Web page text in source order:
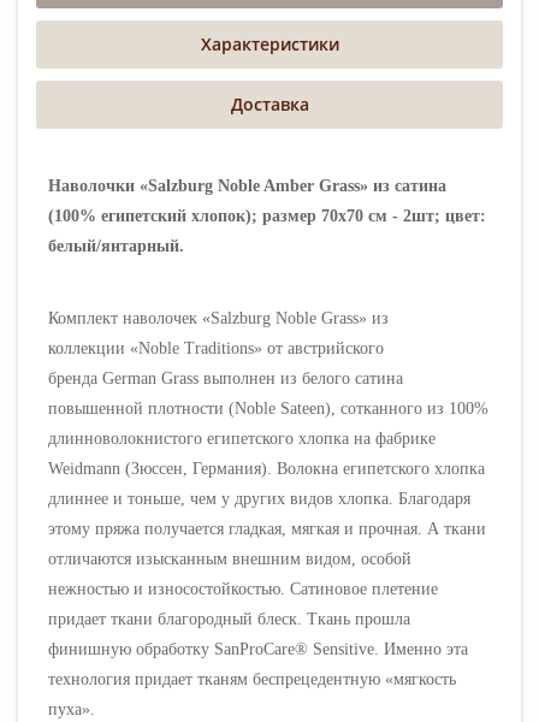
Характеристики
Доставка
Наволочки «Salzburg Noble Amber Grass» из сатина
(100% египетский хлопок); размер 70х70 см - 2шт; цвет:
белый/янтарный.
Комплект наволочек «Salzburg Noble Grass» из
коллекции «Noble Traditions» от австрийского
бренда German Grass выполнен из белого сатина
повышенной плотности (Noble Sateen), сотканного из 100%
длинноволокнистого египетского хлопка на фабрике
Weidmann (Зюссен, Германия). Волокна египетского хлопка
длиннее и тоньше, чем у других видов хлопка. Благодаря
этому пряжа получается гладкая, мягкая и прочная. А ткани
отличаются изысканным внешним видом, особой
нежностью и износостойкостью. Сатиновое плетение
придает ткани благородный блеск. Ткань прошла
финишную обработку SanProCare® Sensitive. Именно эта
технология придает тканям беспрецедентную «мягкость
пуха».